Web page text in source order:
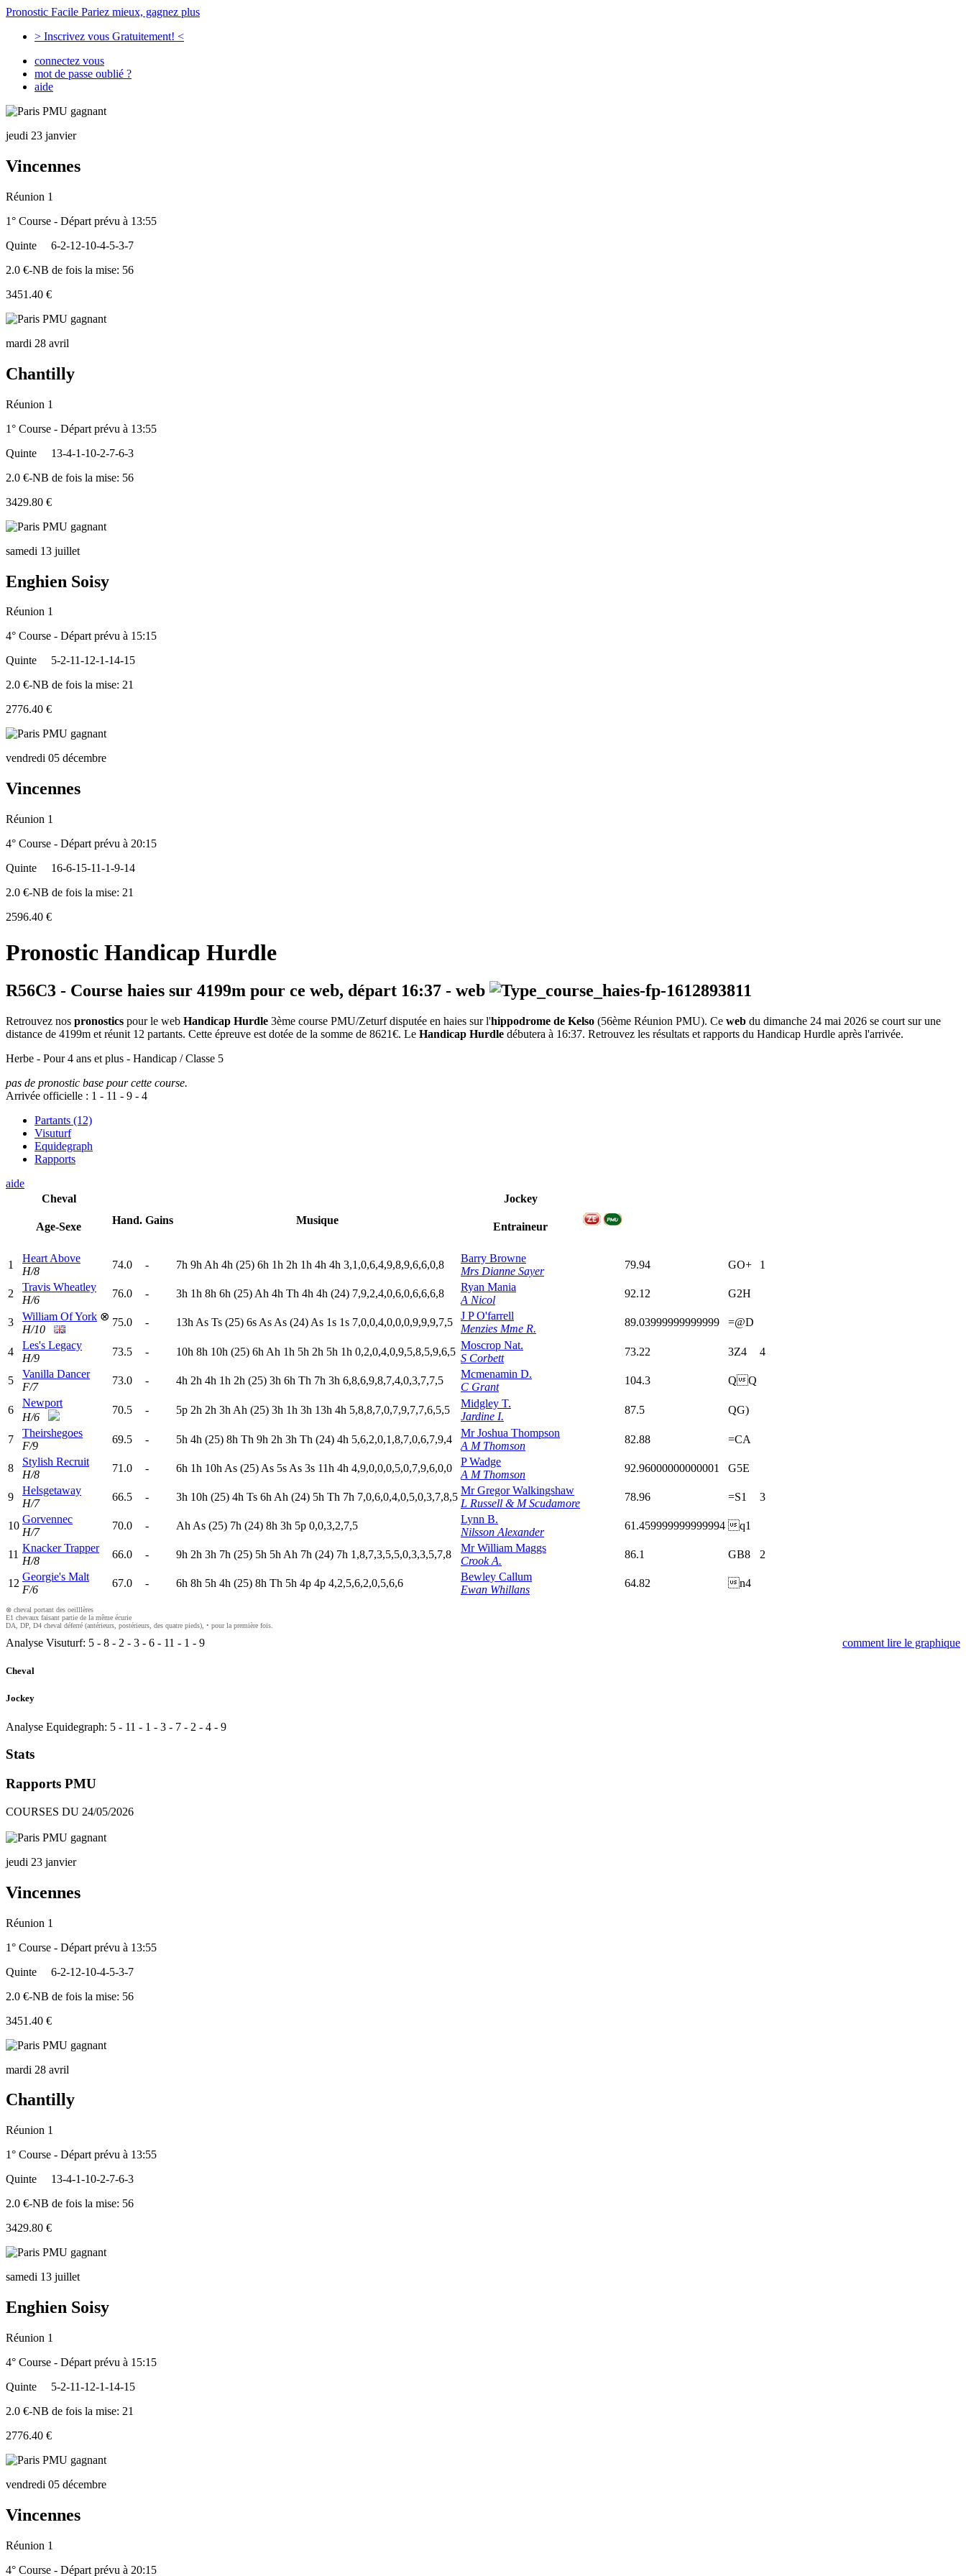
Pronostic Facile Pariez mieux, gagnez plus
> Inscrivez vous Gratuitement! <
connectez vous
mot de passe oublié ?
aide
jeudi 23 janvier
Vincennes
Réunion 1
1° Course - Départ prévu à 13:55
Quinte
6-2-12-10-4-5-3-7
2.0 €-NB de fois la mise: 56
3451.40 €
mardi 28 avril
Chantilly
Réunion 1
1° Course - Départ prévu à 13:55
Quinte
13-4-1-10-2-7-6-3
2.0 €-NB de fois la mise: 56
3429.80 €
samedi 13 juillet
Enghien Soisy
Réunion 1
4° Course - Départ prévu à 15:15
Quinte
5-2-11-12-1-14-15
2.0 €-NB de fois la mise: 21
2776.40 €
vendredi 05 décembre
Vincennes
Réunion 1
4° Course - Départ prévu à 20:15
Quinte
16-6-15-11-1-9-14
2.0 €-NB de fois la mise: 21
2596.40 €
Pronostic Handicap Hurdle
R56C3 - Course haies sur 4199m pour ce web, départ 16:37 - web
Retrouvez nos pronostics pour le web Handicap Hurdle 3ème course PMU/Zeturf disputée en haies sur l'hippodrome de Kelso (56ème Réunion PMU). Ce web du dimanche 24 mai 2026 se court sur une
distance de 4199m et réunit 12 partants. Cette épreuve est dotée de la somme de 8621€. Le Handicap Hurdle débutera à 16:37. Retrouvez les résultats et rapports du Handicap Hurdle après l'arrivée.
Herbe - Pour 4 ans et plus - Handicap / Classe 5
pas de pronostic base pour cette course.
Arrivée officielle : 1 - 11 - 9 - 4
Partants (12)
Visuturf
Equidegraph
Rapports
aide
Cheval
Age-Sexe
Hand. Gains Musique
Jockey
Entraineur
1
Heart Above
H/8
74.0 - 7h 9h Ah 4h (25) 6h 1h 2h 1h 4h 4h 3,1,0,6,4,9,8,9,6,6,0,8
Barry Browne
Mrs Dianne Sayer
79.94 GO+ 1
2
Travis Wheatley
H/6
76.0 - 3h 1h 8h 6h (25) Ah 4h Th 4h 4h (24) 7,9,2,4,0,6,0,6,6,6,8
Ryan Mania
A Nicol
92.12 G2H
3 William Of York ⊗
H/10
75.0 - 13h As Ts (25) 6s As As (24) As 1s 1s 7,0,0,4,0,0,0,9,9,9,7,5
J P O'farrell
Menzies Mme R.
89.03999999999999 =@D
4
Les's Legacy
H/9
73.5 - 10h 8h 10h (25) 6h Ah 1h 5h 2h 5h 1h 0,2,0,4,0,9,5,8,5,9,6,5
Moscrop Nat.
S Corbett
73.22 3Z4 4
5
Vanilla Dancer
F/7
73.0 - 4h 2h 4h 1h 2h (25) 3h 6h Th 7h 3h 6,8,6,9,8,7,4,0,3,7,7,5
Mcmenamin D.
C Grant
104.3 QQ
6
Newport
H/6
70.5 - 5p 2h 2h 3h Ah (25) 3h 1h 3h 13h 4h 5,8,8,7,0,7,9,7,7,6,5,5
Midgley T.
Jardine I.
87.5 QG)
7
Theirshegoes
F/9
69.5 - 5h 4h (25) 8h Th 9h 2h 3h Th (24) 4h 5,6,2,0,1,8,7,0,6,7,9,4
Mr Joshua Thompson
A M Thomson
82.88 =CA
8
Stylish Recruit
H/8
71.0 - 6h 1h 10h As (25) As 5s As 3s 11h 4h 4,9,0,0,0,5,0,7,9,6,0,0
P Wadge
A M Thomson
92.96000000000001 G5E
9
Helsgetaway
H/7
66.5 - 3h 10h (25) 4h Ts 6h Ah (24) 5h Th 7h 7,0,6,0,4,0,5,0,3,7,8,5
Mr Gregor Walkingshaw
L Russell & M Scudamore
78.96 =S1 3
10
Gorvennec
H/7
70.0 - Ah As (25) 7h (24) 8h 3h 5p 0,0,3,2,7,5
Lynn B.
Nilsson Alexander
61.459999999999994 q1
11
Knacker Trapper
H/8
66.0 - 9h 2h 3h 7h (25) 5h 5h Ah 7h (24) 7h 1,8,7,3,5,5,0,3,3,5,7,8
Mr William Maggs
Crook A.
86.1 GB8 2
12
Georgie's Malt
F/6
67.0 - 6h 8h 5h 4h (25) 8h Th 5h 4p 4p 4,2,5,6,2,0,5,6,6
Bewley Callum
Ewan Whillans
64.82 n4
⊗ cheval portant des oeilllères
E1 chevaux faisant partie de la même écurie
DA, DP, D4 cheval déferré (antérieurs, postérieurs, des quatre pieds), • pour la première fois.
Analyse Visuturf: 5 - 8 - 2 - 3 - 6 - 11 - 1 - 9 comment lire le graphique
Cheval
Jockey
Analyse Equidegraph: 5 - 11 - 1 - 3 - 7 - 2 - 4 - 9
Stats
Rapports PMU
COURSES DU 24/05/2026
jeudi 23 janvier
Vincennes
Réunion 1
1° Course - Départ prévu à 13:55
Quinte
6-2-12-10-4-5-3-7
2.0 €-NB de fois la mise: 56
3451.40 €
mardi 28 avril
Chantilly
Réunion 1
1° Course - Départ prévu à 13:55
Quinte
13-4-1-10-2-7-6-3
2.0 €-NB de fois la mise: 56
3429.80 €
samedi 13 juillet
Enghien Soisy
Réunion 1
4° Course - Départ prévu à 15:15
Quinte
5-2-11-12-1-14-15
2.0 €-NB de fois la mise: 21
2776.40 €
vendredi 05 décembre
Vincennes
Réunion 1
4° Course - Départ prévu à 20:15